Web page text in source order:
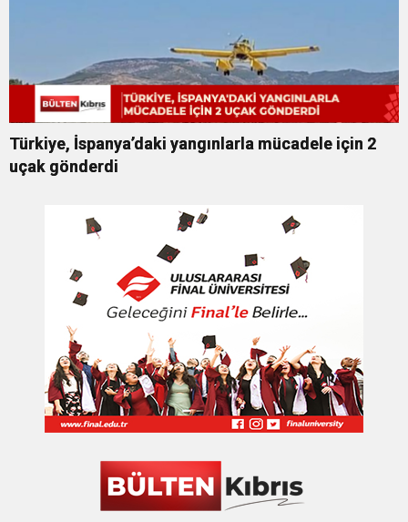
Türkiye, İspanya’daki yangınlarla mücadele için 2
uçak gönderdi